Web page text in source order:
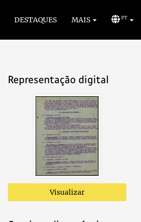
DESTAQUES MAIS PT
Representação digital
Visualizar